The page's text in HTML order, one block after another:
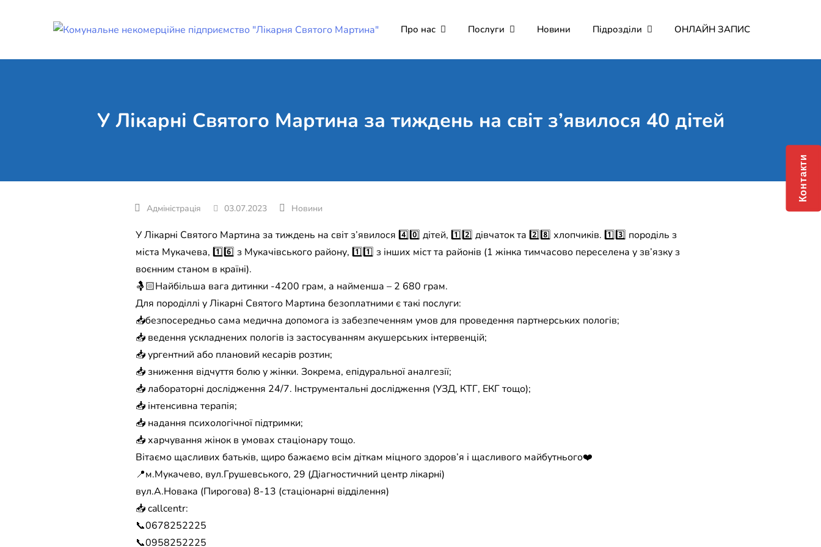
Комунальне некомерційне підприємство
"Лікарня Святого Мартина"
Поліклініка Мукачево
Про нас Послуги Новини Підрозділи ОНЛАЙН ЗАПИС
У Лікарні Святого Мартина за тиждень на світ з’явилося 40 дітей
03.07.2023 Новини
У Лікарні Святого Мартина за тиждень на світ з’явилося 4️⃣0️⃣ дітей, 1️⃣2️⃣ дівчаток та 2️⃣8️⃣ хлопчиків. 1️⃣3️⃣ породіль з
міста Мукачева, 1️⃣6️⃣ з Мукачівського району, 1️⃣1️⃣ з інших міст та районів (1 жінка тимчасово переселена у зв’язку з
воєнним станом в країні).
🤱🏻Найбільша вага дитинки -4200 грам, а найменша – 2 680 грам.
Для породіллі у Лікарні Святого Мартина безоплатними є такі послуги:
📥безпосередньо сама медична допомога із забезпеченням умов для проведення партнерських пологів;
📥 ведення ускладнених пологів із застосуванням акушерських інтервенцій;
📥 ургентний або плановий кесарів розтин;
📥 зниження відчуття болю у жінки. Зокрема, епідуральної аналгезії;
📥 лабораторні дослідження 24/7. Інструментальні дослідження (УЗД, КТГ, ЕКГ тощо);
📥 інтенсивна терапія;
📥 надання психологічної підтримки;
📥 харчування жінок в умовах стаціонару тощо.
Вітаємо щасливих батьків, щиро бажаємо всім діткам міцного здоров’я і щасливого майбутнього❤️
📍м.Мукачево, вул.Грушевського, 29 (Діагностичний центр лікарні)
вул.А.Новака (Пирогова) 8-13 (стаціонарні відділення)
📥 callcentr:
📞0678252225
📞0958252225
Контакти